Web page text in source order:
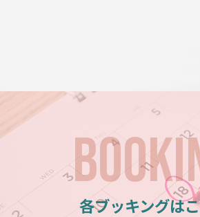
各ブッキングは